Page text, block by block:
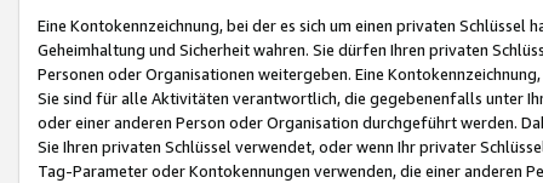
Eine Kontokennzeichnung, bei der es sich um einen privaten
Geheimhaltung und Sicherheit wahren. Sie dürfen Ihren privaten
Personen oder Organisationen weitergeben. Eine
Sie sind für alle Aktivitäten verantwortlich, die gegebenenfalls unter
oder einer anderen Person oder Organisation durchgeführt werden.
Sie Ihren privaten Schlüssel verwendet, oder wenn Ihr privater
Tag-Parameter oder Kontokennungen verwenden, die einer anderen